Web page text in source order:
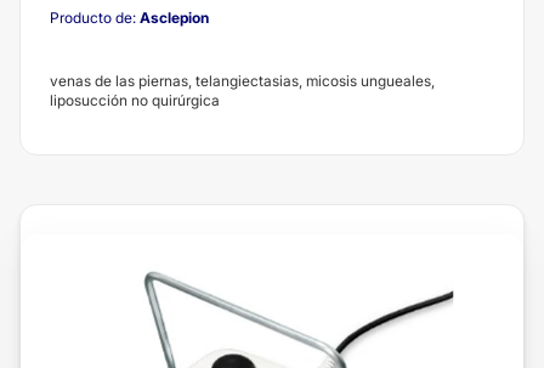
Producto de: Asclepion
venas de las piernas, telangiectasias, micosis ungueales,
liposucción no quirúrgica